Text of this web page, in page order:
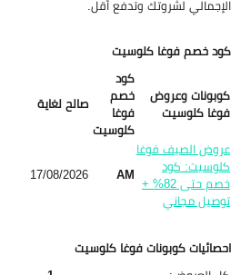
لشروتك وتدفع أقل.
خصم فوغا كلوسيت
وعروض
كلوسيت
كود
خصم
فوغا
كلوسيت
صالح لغاية
الصيف فوغا
كود
خصم حتى 82% +
مجاني
AM
17/08/2026
كوبونات فوغا كلوسيت